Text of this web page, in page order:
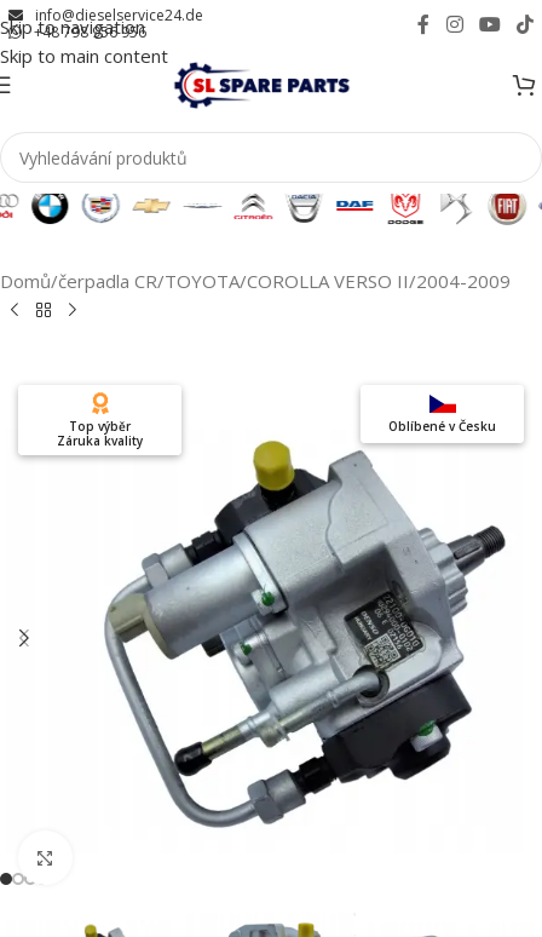
Skip to navigation
Skip to main content
info@dieselservice24.de
+48 798 956 956
Domů/čerpadla CR/TOYOTA/COROLLA VERSO II/2004-2009
Oblíbené v Česku
Top výběr
Záruka kvality